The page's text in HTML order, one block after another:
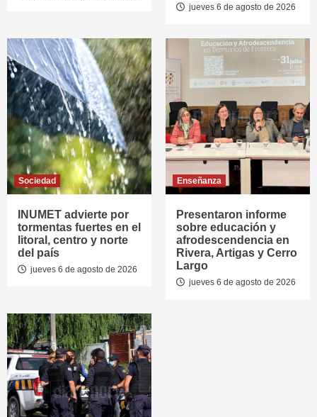
jueves 6 de agosto de 2026
Sociedad
INUMET advierte por
tormentas fuertes en el
litoral, centro y norte
del país
jueves 6 de agosto de 2026
Enseñanza
Presentaron informe
sobre educación y
afrodescendencia en
Rivera, Artigas y Cerro
Largo
jueves 6 de agosto de 2026